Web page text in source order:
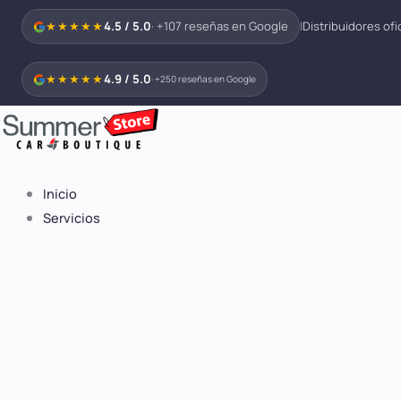
contenido
★★★★★4.5 / 5.0· +107 reseñas en Google |Distribuidores
★★★★★4.9 / 5.0· +250 reseñas en Google
Inicio
Servicios